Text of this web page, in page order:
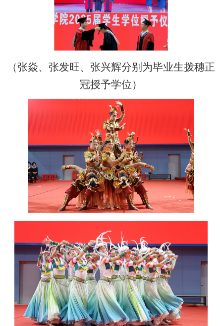
（张焱、张发旺、张兴辉分别为毕业生拨穗正
冠授予学位）